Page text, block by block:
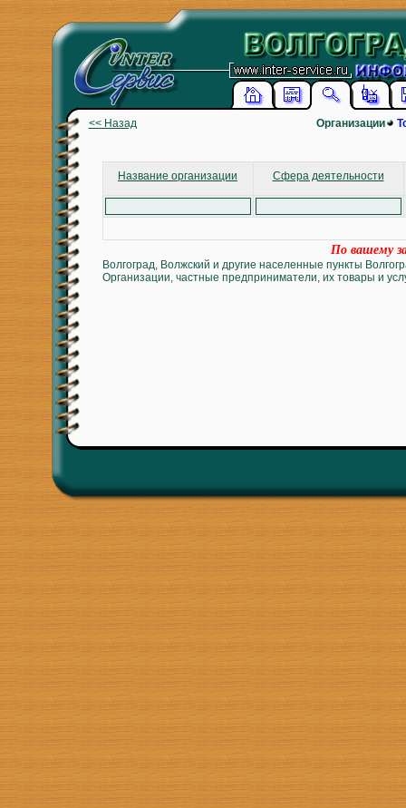
<< Назад Организации
Название организации Сфера деятельности
По вашему
Волгоград, Волжский и другие населенные пункты
Организации, частные предприниматели, их товары и